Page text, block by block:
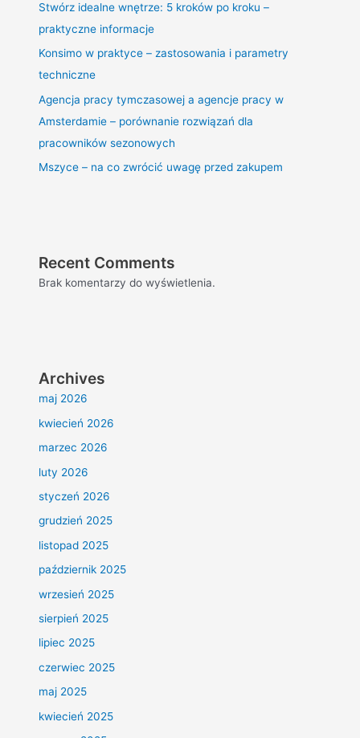
Stwórz idealne wnętrze: 5 kroków po kroku –
praktyczne informacje
Konsimo w praktyce – zastosowania i parametry
techniczne
Agencja pracy tymczasowej a agencje pracy w
Amsterdamie – porównanie rozwiązań dla
pracowników sezonowych
Mszyce – na co zwrócić uwagę przed zakupem
Recent Comments
Brak komentarzy do wyświetlenia.
Archives
maj 2026
kwiecień 2026
marzec 2026
luty 2026
styczeń 2026
grudzień 2025
listopad 2025
październik 2025
wrzesień 2025
sierpień 2025
lipiec 2025
czerwiec 2025
maj 2025
kwiecień 2025